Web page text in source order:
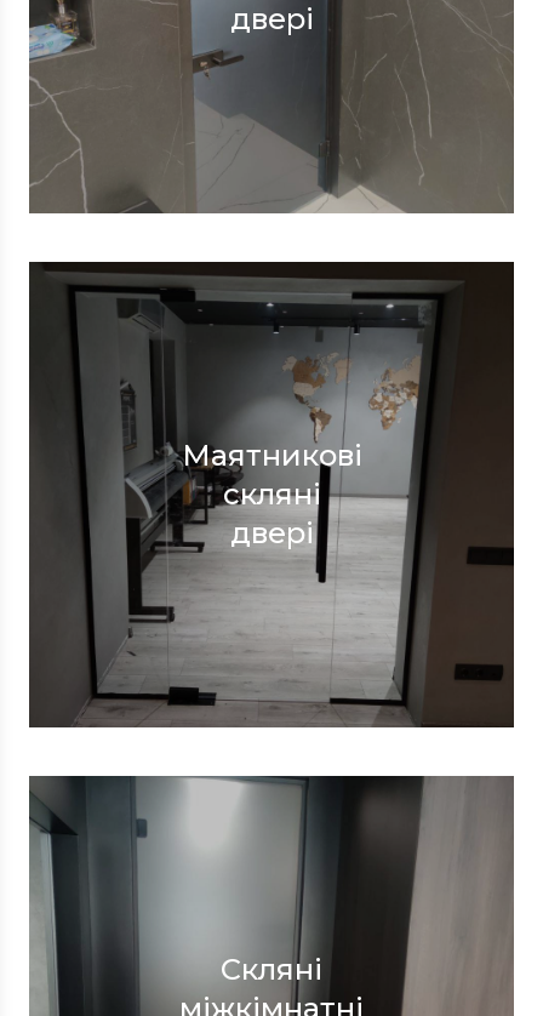
двері
Маятникові
скляні
двері
Скляні
міжкімнатні